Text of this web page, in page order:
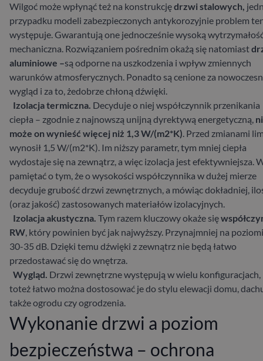
Wilgoć może wpłynąć też na konstrukcjędrzwi stalowych,
przypadku modeli zabezpieczonych antykorozyjnie problem
występuje. Gwarantują one jednocześnie wysoką
mechaniczna. Rozwiązaniem pośrednim okażą się natomiast
aluminiowe –są odporne na uszkodzenia i wpływ zmiennych
warunków atmosferycznych. Ponadto są cenione za
wygląd i za to, żedobrze chłoną dźwięki.
Izolacja termiczna. Decyduje o niej współczynnik przenikania
ciepła – zgodnie z najnowszą unijną dyrektywą energetyczną,
może on wynieść więcej niż 1,3 W/(m2*K). Przed zmianami
wynosił 1,5 W/(m2*K). Im niższy parametr, tym mniej ciepła
wydostaje się na zewnątrz, a więc izolacja jest efektywniejsza.
pamiętać o tym, że o wysokości współczynnika w dużej mierze
decyduje grubość drzwi zewnętrznych, a mówiąc dokładniej,
(oraz jakość) zastosowanych materiałów izolacyjnych.
Izolacja akustyczna. Tym razem kluczowy okaże się
RW, który powinien być jak najwyższy. Przynajmniej na
30-35 dB. Dzięki temu dźwięki z zewnątrz nie będą łatwo
przedostawać się do wnętrza.
Wygląd. Drzwi zewnętrzne występują w wielu konfiguracjach,
toteż łatwo można dostosować je do stylu elewacji domu,
także ogrodu czy ogrodzenia.
Wykonanie drzwi a poziom
bezpieczeństwa – ochrona